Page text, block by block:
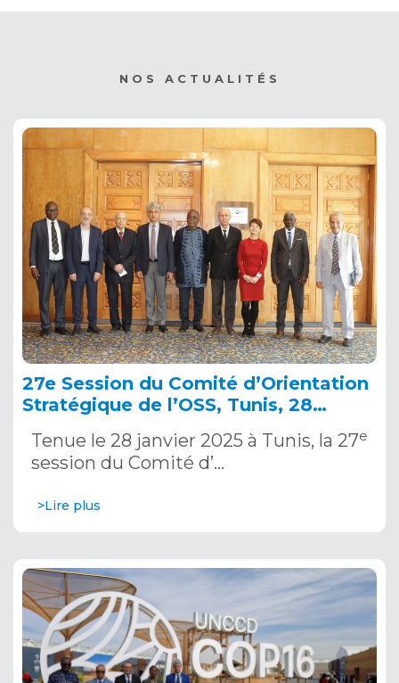
NOS ACTUALITÉS
27e Session du Comité d’Orientation
Stratégique de l’OSS, Tunis, 28
Tenue le 28 janvier 2025 à Tunis, la 27e
session du Comité d’…
>Lire plus